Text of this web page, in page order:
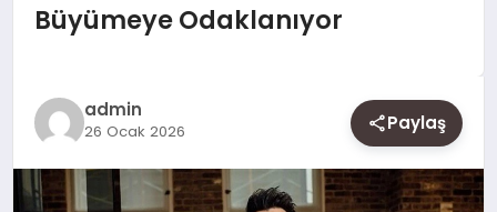
GÜNCEL
SAĞLIK
SIYASET
Büyümeye Odaklanıyor
admin
26 Ocak 2026 Paylaş